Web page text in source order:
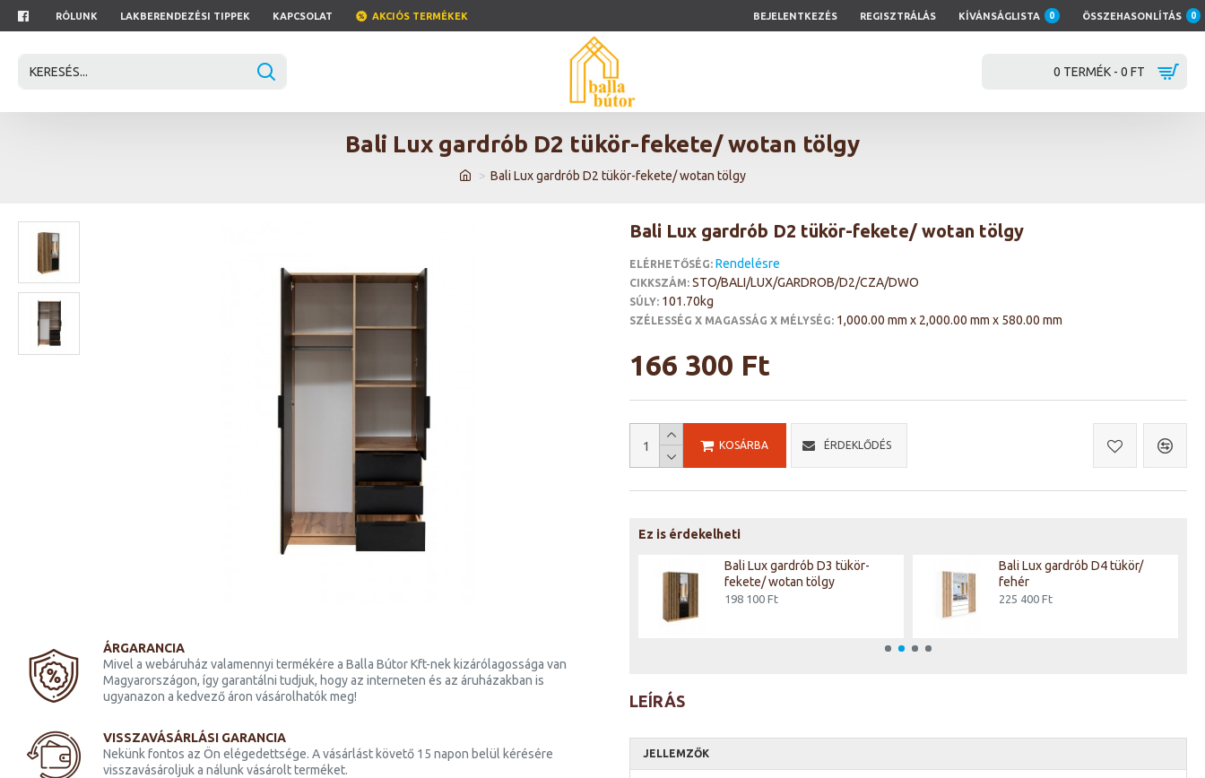
RÓLUNK LAKBERENDEZÉSI TIPPEK KAPCSOLAT AKCIÓS TERMÉKEK BEJELENTKEZÉS REGISZTRÁLÁS KÍVÁNSÁGLISTA 0 ÖSSZEHASONLÍTÁS 0
0 TERMÉK - 0 FT
Bali Lux gardrób D2 tükör-fekete/ wotan tölgy
Bali Lux gardrób D2 tükör-fekete/ wotan tölgy
ÁRGARANCIA
Mivel a webáruház valamennyi termékére a Balla Bútor Kft-nek kizárólagossága van
Magyarországon, így garantálni tudjuk, hogy az interneten és az áruházakban is
ugyanazon a kedvező áron vásárolhatók meg!
VISSZAVÁSÁRLÁSI GARANCIA
Nekünk fontos az Ön elégedettsége. A vásárlást követő 15 napon belül kérésére
visszavásároljuk a nálunk vásárolt terméket.
Bali Lux gardrób D2 tükör-fekete/ wotan tölgy
ELÉRHETŐSÉG: Rendelésre
CIKKSZÁM: STO/BALI/LUX/GARDROB/D2/CZA/DWO
SÚLY: 101.70kg
SZÉLESSÉG X MAGASSÁG X MÉLYSÉG: 1,000.00 mm x 2,000.00 mm x 580.00 mm
166 300 Ft
KOSÁRBA ÉRDEKLŐDÉS
Ez is érdekelheti
Bali Lux gardrób D3 tükör-
fekete/ wotan tölgy
198 100 Ft
Bali Lux gardrób D4 tükör/
fehér
225 400 Ft
LEÍRÁS
JELLEMZŐK